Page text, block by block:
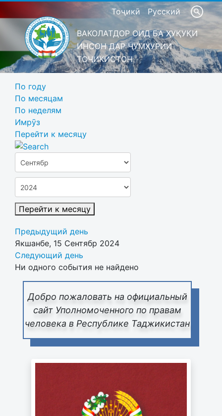
Тоҷикӣ Русский
ВАКОЛАТДОР ОИД БА ҲУҚУҚИ
ИНСОН ДАР ҶУМҲУРИИ
ТОҶИКИСТОН
Добро пожаловать на официальный
сайт Уполномоченного по правам
человека в Республике Таджикистан
По году
По месяцам
По неделям
Имрӯз
Перейти к месяцу
Перейти к месяцу
Предыдущий день
Якшанбе, 15 Сентябр 2024
Следующий день
Ни одного события не найдено